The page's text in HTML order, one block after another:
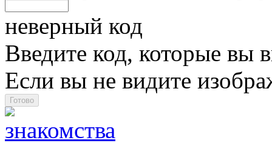
неверный код
Введите код, которые вы
Если вы не видите